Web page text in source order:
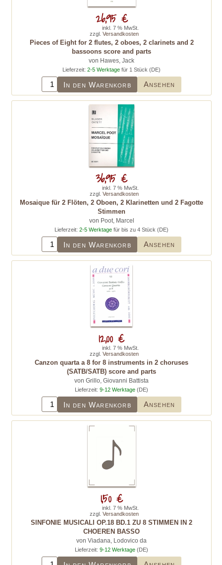
Pieces of Eight for 2 flutes, 2 oboes, 2 clarinets and 2
bassoons score and parts
von Hawes, Jack
Lieferzeit: 2-5 Werktage für 1 Stück (DE)
In den Warenkorb Ansehen
26,95 €
inkl. 7 % MwSt.
zzgl. Versandkosten
Mosaique für 2 Flöten, 2 Oboen, 2 Klarinetten und 2 Fagotte
Stimmen
von Poot, Marcel
Lieferzeit: 2-5 Werktage für bis zu 4 Stück (DE)
In den Warenkorb Ansehen
36,95 €
inkl. 7 % MwSt.
zzgl. Versandkosten
Canzon quarta a 8 for 8 instruments in 2 choruses
(SATB/SATB) score and parts
von Grillo, Giovanni Battista
Lieferzeit: 9-12 Werktage (DE)
In den Warenkorb Ansehen
12,00 €
inkl. 7 % MwSt.
zzgl. Versandkosten
SINFONIE MUSICALI OP.18 BD.1 ZU 8 STIMMEN IN 2
CHOEREN BASSO
von Viadana, Lodovico da
Lieferzeit: 9-12 Werktage (DE)
1,50 €
inkl. 7 % MwSt.
zzgl. Versandkosten